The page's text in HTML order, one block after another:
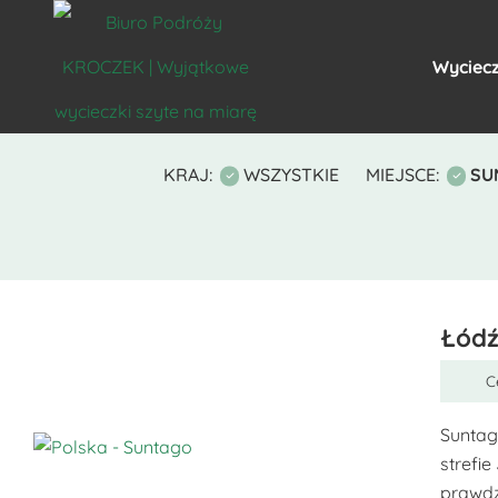
KRAJ: WSZYSTKIE MIEJSCE:
strefie